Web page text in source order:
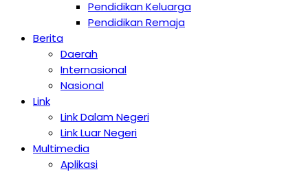
Pendidikan Keluarga
Pendidikan Remaja
Berita
Daerah
Internasional
Nasional
Link
Link Dalam Negeri
Link Luar Negeri
Multimedia
Aplikasi